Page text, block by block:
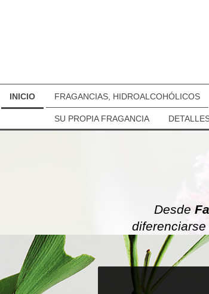
INICIO FRAGANCIAS, HIDROALCOHÓLICOS
SU PROPIA FRAGANCIA
Desde